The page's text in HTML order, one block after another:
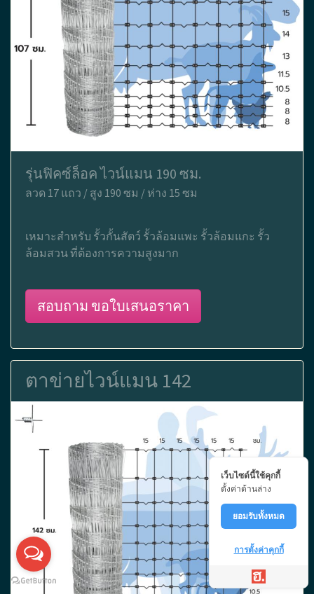
รุ่นฟิคซ์ล็อค ไวน์แมน 190 ซม.
ลวด 17 แถว / สูง 190 ซม / ห่าง 15 ซม
เหมาะสำหรับ รั้วกั้นสัตว์ รั้วล้อมแพะ รั้วล้อมแกะ รั้ว
ล้อมสวน ที่ต้องการความสูงมาก
สอบถาม ขอใบเสนอราคา
ตาข่ายไวน์แมน 142
เว็บไซต์นี้ใช้คุกกี้
ตั้งค่าด้านล่าง
ยอมรับทั้งหมด
การตั้งค่าคุกกี้